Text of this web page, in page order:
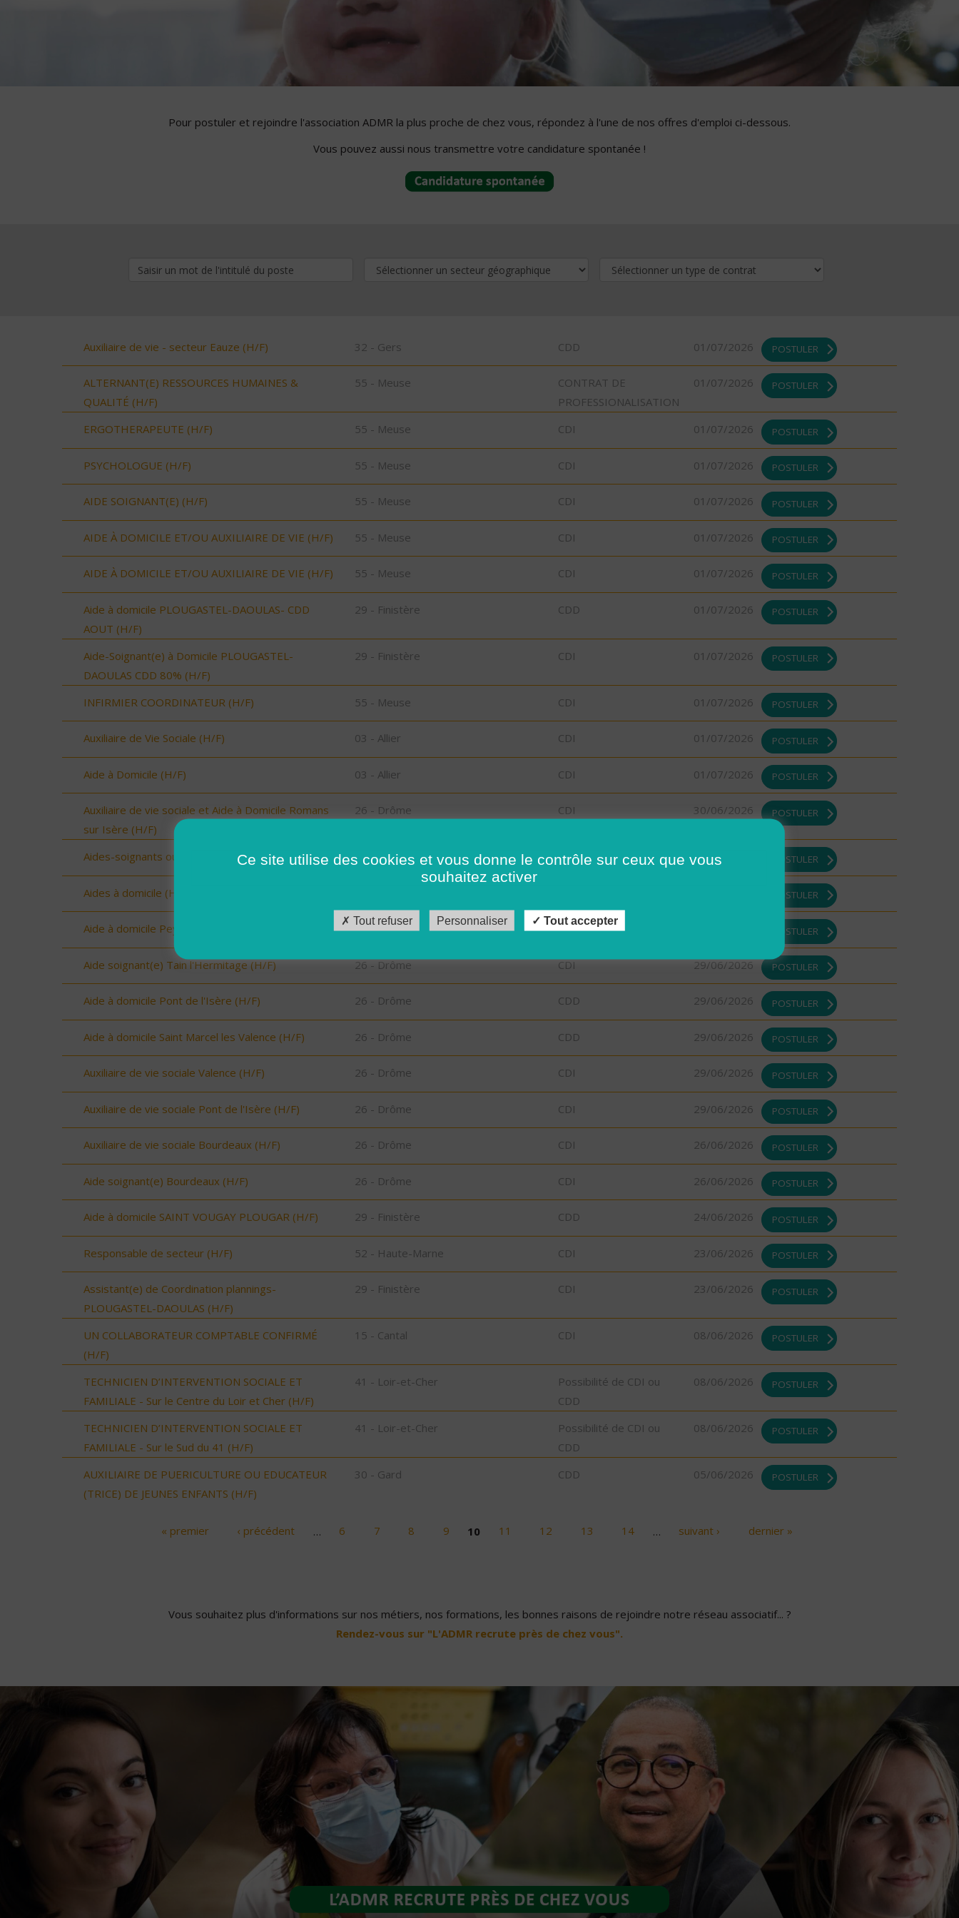
Pour postuler et rejoindre l'association ADMR la plus proche de chez vous, répondez à l'une de nos offres d'emploi ci-dessous.
Vous pouvez aussi nous transmettre votre candidature spontanée !
Auxiliaire de vie - secteur Eauze (H/F) 32 - Gers CDD 01/07/2026 POSTULER
ALTERNANT(E) RESSOURCES HUMAINES &
QUALITÉ (H/F)
55 - Meuse
CONTRAT DE
PROFESSIONALISATION
01/07/2026 POSTULER
ERGOTHERAPEUTE (H/F) 55 - Meuse CDI 01/07/2026 POSTULER
PSYCHOLOGUE (H/F) 55 - Meuse CDI 01/07/2026 POSTULER
AIDE SOIGNANT(E) (H/F) 55 - Meuse CDI 01/07/2026 POSTULER
AIDE À DOMICILE ET/OU AUXILIAIRE DE VIE (H/F) 55 - Meuse CDI 01/07/2026 POSTULER
AIDE À DOMICILE ET/OU AUXILIAIRE DE VIE (H/F) 55 - Meuse CDI 01/07/2026 POSTULER
Aide à domicile PLOUGASTEL-DAOULAS- CDD
AOUT (H/F)
29 - Finistère CDD 01/07/2026 POSTULER
Aide-Soignant(e) à Domicile PLOUGASTEL-
DAOULAS CDD 80% (H/F)
29 - Finistère CDI 01/07/2026 POSTULER
INFIRMIER COORDINATEUR (H/F) 55 - Meuse CDI 01/07/2026 POSTULER
Auxiliaire de Vie Sociale (H/F) 03 - Allier CDI 01/07/2026 POSTULER
Aide à Domicile (H/F) 03 - Allier CDI 01/07/2026 POSTULER
Auxiliaire de vie sociale et Aide à Domicile Romans
sur Isère (H/F)
26 - Drôme CDI 30/06/2026 POSTULER
Aides-soignants ou AMP ou AES (H/F) 56 - Morbihan CDI 30/06/2026 POSTULER
Aides à domicile (H/F) POSTULER
Aide à domicile Peyrins (H/F) 26 - Drôme CDI POSTULER
Aide soignant(e) Tain l'Hermitage (H/F) 26 - Drôme CDI 29/06/2026 POSTULER
Aide à domicile Pont de l'Isère (H/F) 26 - Drôme CDD 29/06/2026 POSTULER
Aide à domicile Saint Marcel les Valence (H/F) 26 - Drôme CDD 29/06/2026 POSTULER
Auxiliaire de vie sociale Valence (H/F) 26 - Drôme CDI 29/06/2026 POSTULER
Auxiliaire de vie sociale Pont de l'Isère (H/F) 26 - Drôme CDI 29/06/2026 POSTULER
Auxiliaire de vie sociale Bourdeaux (H/F) 26 - Drôme CDI 26/06/2026 POSTULER
Aide soignant(e) Bourdeaux (H/F) 26 - Drôme CDI 26/06/2026 POSTULER
Aide à domicile SAINT VOUGAY PLOUGAR (H/F) 29 - Finistère CDD 24/06/2026 POSTULER
Responsable de secteur (H/F) 52 - Haute-Marne CDI 23/06/2026 POSTULER
Assistant(e) de Coordination plannings-
PLOUGASTEL-DAOULAS (H/F)
29 - Finistère CDI 23/06/2026 POSTULER
UN COLLABORATEUR COMPTABLE CONFIRMÉ
(H/F)
15 - Cantal CDI 08/06/2026 POSTULER
TECHNICIEN D’INTERVENTION SOCIALE ET
FAMILIALE - Sur le Centre du Loir et Cher (H/F)
41 - Loir-et-Cher
Possibilité de CDI ou
CDD
08/06/2026 POSTULER
TECHNICIEN D’INTERVENTION SOCIALE ET
FAMILIALE - Sur le Sud du 41 (H/F)
41 - Loir-et-Cher
Possibilité de CDI ou
CDD
08/06/2026 POSTULER
AUXILIAIRE DE PUERICULTURE OU EDUCATEUR
(TRICE) DE JEUNES ENFANTS (H/F)
30 - Gard CDD 05/06/2026 POSTULER
« premier ‹ précédent … 6 7 8 9 10 11 12 13 14 … suivant › dernier »
Vous souhaitez plus d'informations sur nos métiers, nos formations, les bonnes raisons de rejoindre notre réseau associatif... ?
Rendez-vous sur "L'ADMR recrute près de chez vous".
Ce site utilise des cookies et vous donne le contrôle sur ceux que vous
souhaitez activer
Tout refuser Personnaliser Tout accepter